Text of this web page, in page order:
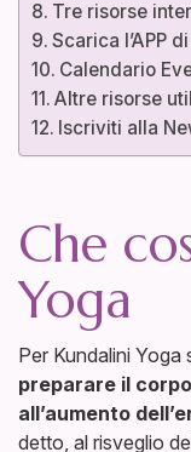
Tre risorse
Scarica l’APP
Calendario
Altre risorse
Iscriviti alla
Che
Yoga
Per Kundalini Yoga
preparare il
all’aumento
detto, al risveglio